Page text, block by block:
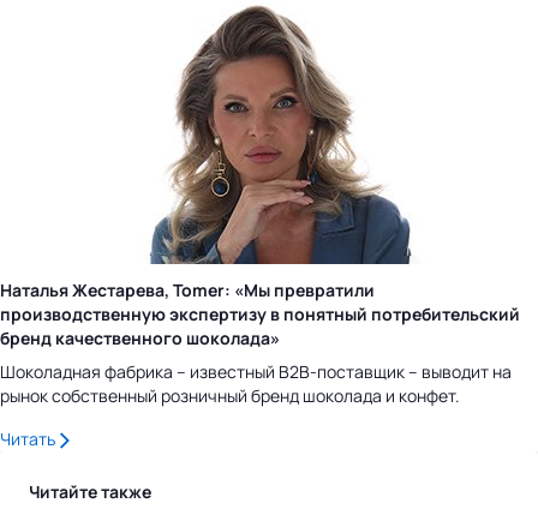
Наталья Жестарева, Tomer: «Мы превратили
производственную экспертизу в понятный потребительский
бренд качественного шоколада»
Шоколадная фабрика – известный B2B-поставщик – выводит на
рынок собственный розничный бренд шоколада и конфет.
Читать
Читайте также